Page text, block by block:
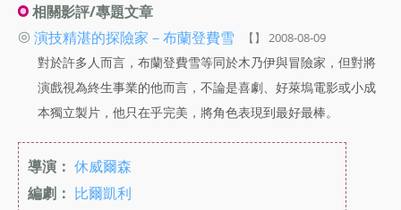
相關影評/專題文章
◎ 演技精湛的探險家－布蘭登費雪 【】 2008-08-09
對於許多人而言，布蘭登費雪等同於木乃伊與冒險家，但對將
演戲視為終生事業的他而言，不論是喜劇、好萊塢電影或小成
本獨立製片，他只在乎完美，將角色表現到最好最棒。
導演： 休威爾森
編劇： 比爾凱利